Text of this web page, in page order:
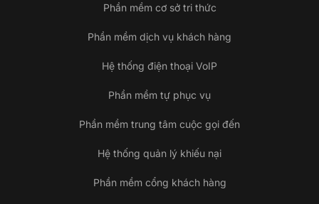
Phần mềm cơ sở tri thức
Phần mềm dịch vụ khách hàng
Hệ thống điện thoại VoIP
Phần mềm tự phục vụ
Phần mềm trung tâm cuộc gọi đến
Hệ thống quản lý khiếu nại
Phần mềm cổng khách hàng